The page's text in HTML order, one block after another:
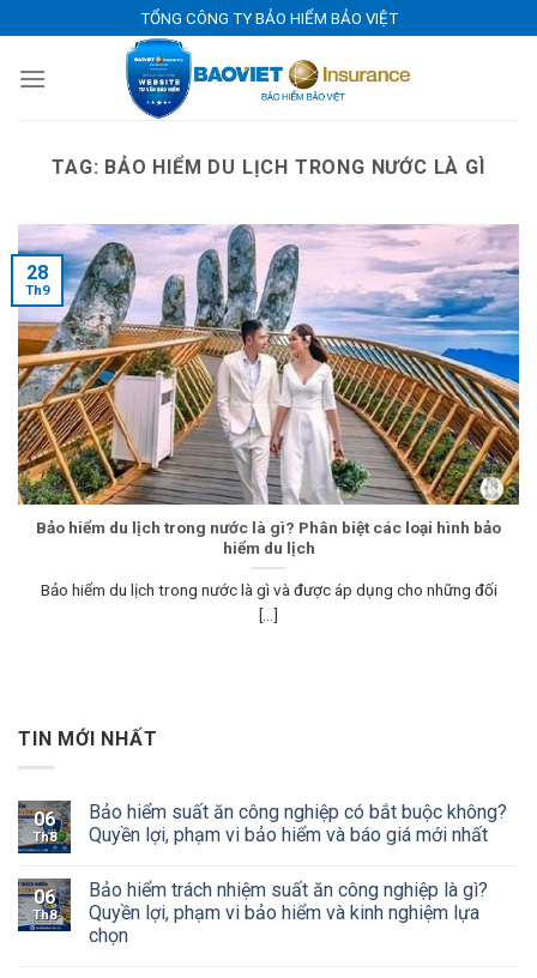
to
content
TỔNG CÔNG TY BẢO HIỂM BẢO VIỆT
TAG: BẢO HIỂM DU LỊCH TRONG NƯỚC LÀ GÌ
Bảo hiểm du lịch trong nước là gì? Phân biệt các loại hình bảo
hiểm du lịch
Bảo hiểm du lịch trong nước là gì và được áp dụng cho những đối
[...]
28
Th9
TIN MỚI NHẤT
06
Th8
Bảo hiểm suất ăn công nghiệp có bắt buộc không?
Quyền lợi, phạm vi bảo hiểm và báo giá mới nhất
06
Th8
Bảo hiểm trách nhiệm suất ăn công nghiệp là gì?
Quyền lợi, phạm vi bảo hiểm và kinh nghiệm lựa
chọn